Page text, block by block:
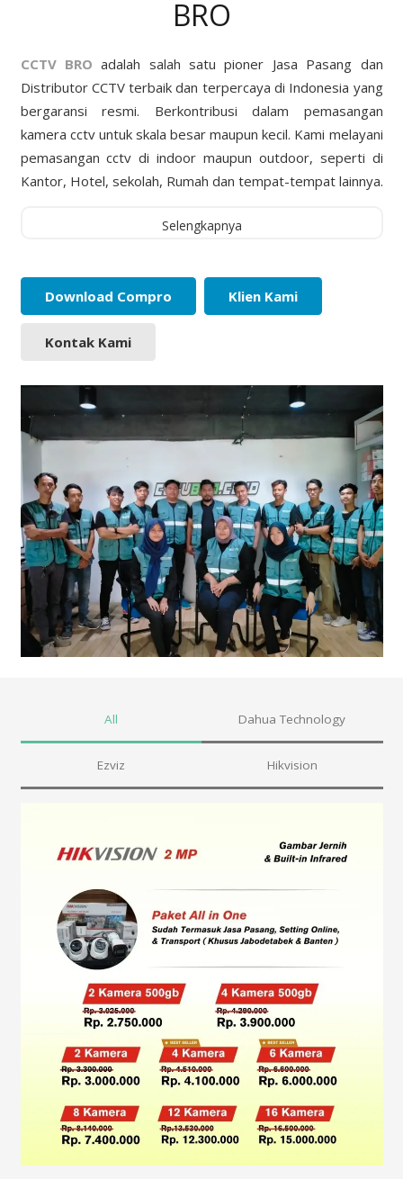
BRO
CCTV BRO adalah salah satu pioner Jasa Pasang dan
Distributor CCTV terbaik dan terpercaya di Indonesia yang
bergaransi resmi. Berkontribusi dalam pemasangan
kamera cctv untuk skala besar maupun kecil. Kami melayani
pemasangan cctv di indoor maupun outdoor, seperti di
Kantor, Hotel, sekolah, Rumah dan tempat-tempat lainnya.
Selengkapnya
Download Compro Klien Kami
Kontak Kami
All Dahua Technology
Ezviz Hikvision